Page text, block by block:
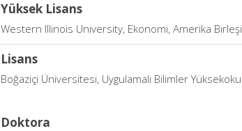
Yüksek Lisans
Western Illinois University, Ekonomi, Amerika
Lisans
Boğaziçi Üniversitesi, Uygulamalı Bilimler
Doktora